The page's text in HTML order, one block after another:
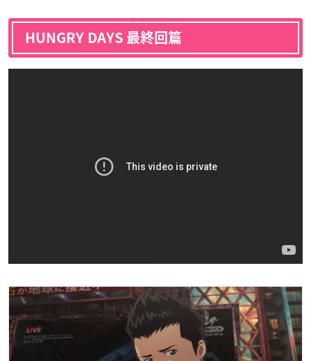
HUNGRY DAYS 最終回篇